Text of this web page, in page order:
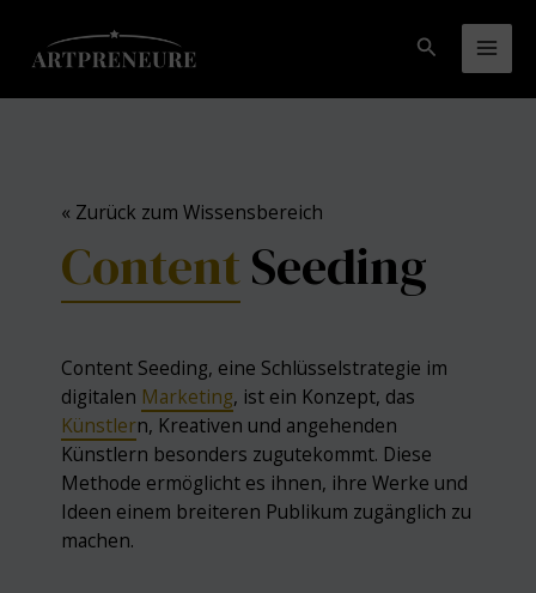
Inhalt
springen
Suchen
« Zurück zum Wissensbereich
ContentSeeding
Content Seeding, eine Schlüsselstrategie im
digitalen Marketing, ist ein Konzept, das
Künstlern, Kreativen und angehenden
Künstlern besonders zugutekommt. Diese
Methode ermöglicht es ihnen, ihre Werke und
Ideen einem breiteren Publikum zugänglich zu
machen.